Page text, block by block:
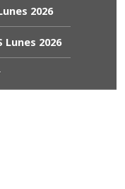
2026
Lunes 2026